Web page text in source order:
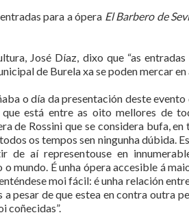
para a ópera El Barbero de
José Díaz, dixo que “as
de Burela xa se poden mercar en
o día da presentación deste evento
que está entre as oito mellores de
de Rossini que se considera bufa,
os tempos sen ningunha dúbida.
de aí representouse en
mundo. É unha ópera accesible á
moi fácil: é unha relación
a pesar de que estea en contra outra
coñecidas”.